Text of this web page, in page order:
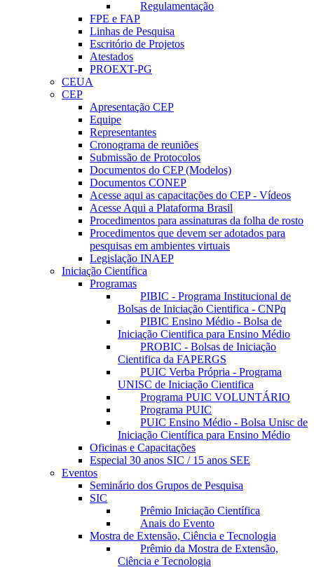
Regulamentação
FPE e FAP
Linhas de Pesquisa
Escritório de Projetos
Atestados
PROEXT-PG
CEUA
CEP
Apresentação CEP
Equipe
Representantes
Cronograma de reuniões
Submissão de Protocolos
Documentos do CEP (Modelos)
Documentos CONEP
Acesse aqui as capacitações do CEP - Vídeos
Acesse Aqui a Plataforma Brasil
Procedimentos para assinaturas da folha de rosto
Procedimentos que devem ser adotados para
pesquisas em ambientes virtuais
Legislação INAEP
Iniciação Científica
Programas
PIBIC - Programa Institucional de
Bolsas de Iniciação Cientifica - CNPq
PIBIC Ensino Médio - Bolsa de
Iniciação Cientifica para Ensino Médio
PROBIC - Bolsas de Iniciação
Cientifica da FAPERGS
PUIC Verba Própria - Programa
UNISC de Iniciação Cientifica
Programa PUIC VOLUNTÁRIO
Programa PUIC
PUIC Ensino Médio - Bolsa Unisc de
Iniciação Científica para Ensino Médio
Oficinas e Capacitações
Especial 30 anos SIC / 15 anos SEE
Eventos
Seminário dos Grupos de Pesquisa
SIC
Prêmio Iniciação Científica
Anais do Evento
Mostra de Extensão, Ciência e Tecnologia
Prêmio da Mostra de Extensão,
Ciência e Tecnologia